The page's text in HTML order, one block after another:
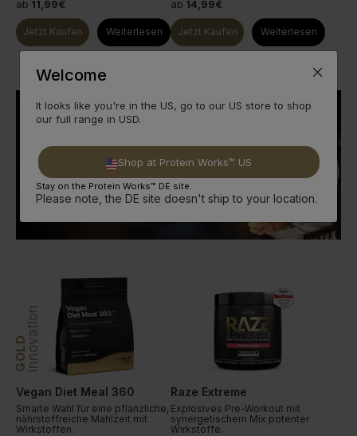
ab 11,99€
Jetzt Kaufen Weiterlesen
ab 14,99€
Jetzt Kaufen Weiterlesen
GOLDInnovation
Vegan Diet Meal 360
Smarte Wahl für eine pflanzliche,
nährstoffreiche Mahlzeit mit
Wirkstoffen.
Raze Extreme
Explosives Pre-Workout mit
synergetischem Mix potenter
Wirkstoffe.
Welcome
It looks like you're in the US, go to our US store to shop
our full range in USD.
Shop at Protein Works™ US
Stay on the Protein Works™ DE site.
Please note, the DE site doesn't ship to your location.